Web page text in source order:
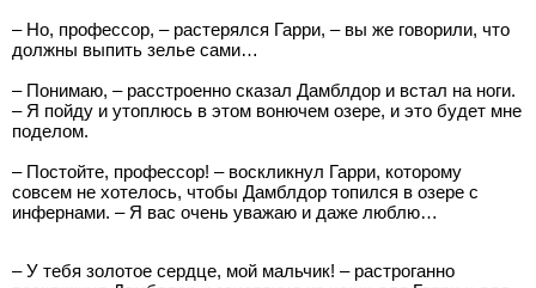
– Но, профессор, – растерялся Гарри, – вы же говорили, что
должны выпить зелье сами…
– Понимаю, – расстроенно сказал Дамблдор и встал на ноги.
– Я пойду и утоплюсь в этом вонючем озере, и это будет мне
поделом.
– Постойте, профессор! – воскликнул Гарри, которому
совсем не хотелось, чтобы Дамблдор топился в озере с
инфернами. – Я вас очень уважаю и даже люблю…
– У тебя золотое сердце, мой мальчик! – растроганно